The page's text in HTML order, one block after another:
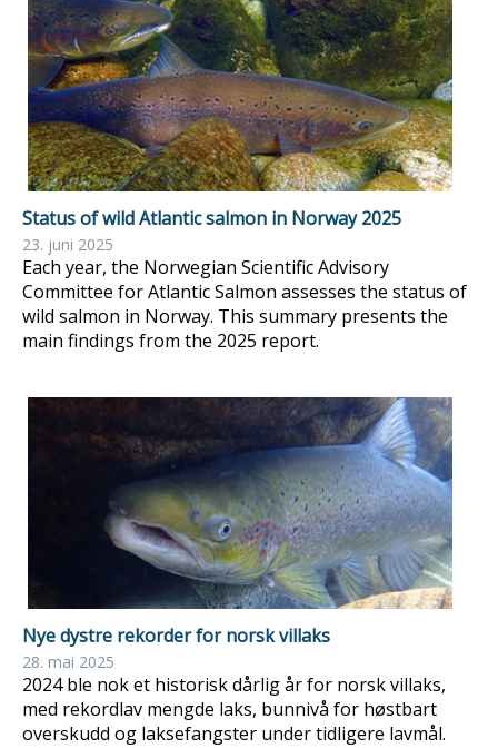
Status of wild Atlantic salmon in Norway 2025
23. juni 2025
Each year, the Norwegian Scientific Advisory
Committee for Atlantic Salmon assesses the status of
wild salmon in Norway. This summary presents the
main findings from the 2025 report.
Nye dystre rekorder for norsk villaks
28. mai 2025
2024 ble nok et historisk dårlig år for norsk villaks,
med rekordlav mengde laks, bunnivå for høstbart
overskudd og laksefangster under tidligere lavmål.